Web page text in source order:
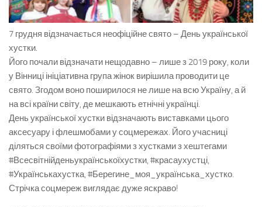
7 грудня відзначається неофіційне свято – День української
хустки.
Його почали відзначати нещодавно – лише з 2019 року, коли
у Вінниці ініціативна група жінок вирішила проводити це
свято. Згодом воно поширилося не лише на всю Україну, а й
на всі країни світу, де мешкають етнічні українці.
День української хустки відзначають виставками цього
аксесуару і флешмобами у соцмережах. Його учасниці
діляться своїми фотографіями з хустками з хештегами
#Всесвітнійденьукраїнськоїхустки, #красаухустці,
#Українськахустка, #Берегине_моя_українська_хустко.
Стрічка соцмереж виглядає дуже яскраво!